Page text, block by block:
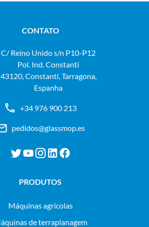
CONTATO
C/ Reino Unido s/n P10-P12
Pol. Ind. Constantí
43120, Constantí, Tarragona,
Espanha
+34 976 900 213
pedidos@glassmop.es
PRODUTOS
máquinas agrícolas
máquinas de terraplanagem